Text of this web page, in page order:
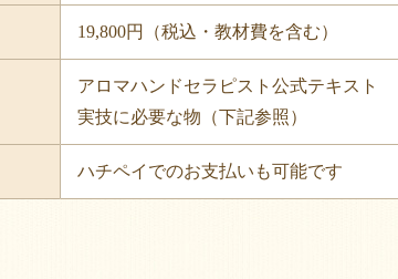
19,800円（税込・教材費を含む）
アロマハンドセラピスト公式テキスト
実技に必要な物（下記参照）
ハチペイでのお支払いも可能です